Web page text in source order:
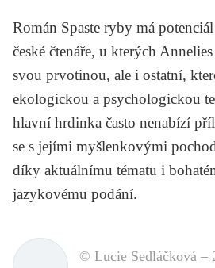
Román Spaste ryby má
české čtenáře, u kterých
svou prvotinou, ale i ostatní,
ekologickou a psychologickou
hlavní hrdinka často nenabízí
se s jejími myšlenkovými
díky aktuálnímu tématu i
jazykovému podání.
© Lucie Sedláčková –